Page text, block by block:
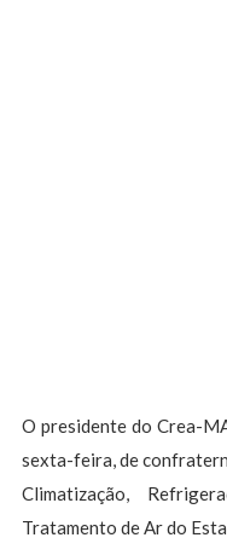
O presidente do Crea-
sexta-feira, de
Climatização,
Tratamento de Ar do